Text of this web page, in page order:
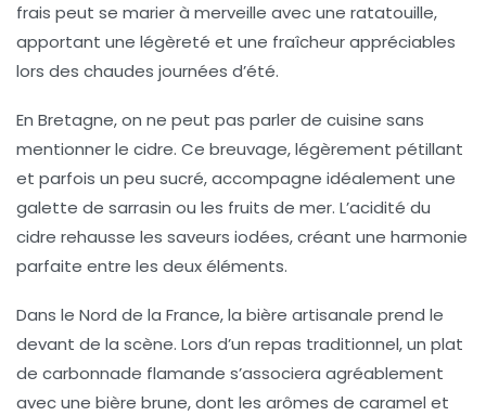
frais peut se marier à merveille avec une ratatouille,
apportant une légèreté et une fraîcheur appréciables
lors des chaudes journées d’été.
En Bretagne, on ne peut pas parler de cuisine sans
mentionner le cidre. Ce breuvage, légèrement pétillant
et parfois un peu sucré, accompagne idéalement une
galette de sarrasin ou les fruits de mer. L’acidité du
cidre rehausse les saveurs iodées, créant une harmonie
parfaite entre les deux éléments.
Dans le Nord de la France, la bière artisanale prend le
devant de la scène. Lors d’un repas traditionnel, un plat
de carbonnade flamande s’associera agréablement
avec une bière brune, dont les arômes de caramel et